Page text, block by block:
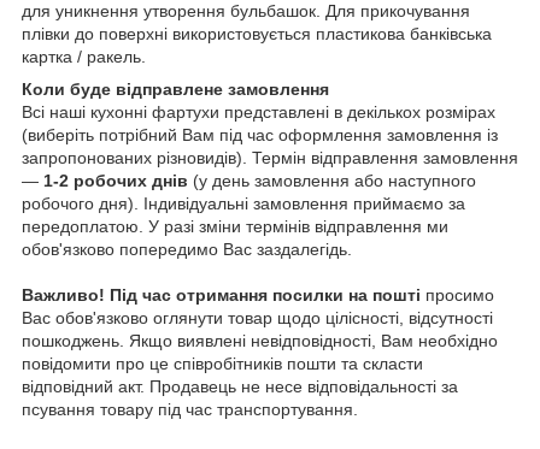
для уникнення утворення бульбашок. Для прикочування
плівки до поверхні використовується пластикова банківська
картка / ракель.
Коли буде відправлене замовлення
Всі наші кухонні фартухи представлені в декількох розмірах
(виберіть потрібний Вам під час оформлення замовлення із
запропонованих різновидів). Термін відправлення замовлення
— 1-2 робочих днів (у день замовлення або наступного
робочого дня). Індивідуальні замовлення приймаємо за
передоплатою. У разі зміни термінів відправлення ми
обов'язково попередимо Вас заздалегідь.
Важливо! Під час отримання посилки на пошті просимо
Вас обов'язково оглянути товар щодо цілісності, відсутності
пошкоджень. Якщо виявлені невідповідності, Вам необхідно
повідомити про це співробітників пошти та скласти
відповідний акт. Продавець не несе відповідальності за
псування товару під час транспортування.